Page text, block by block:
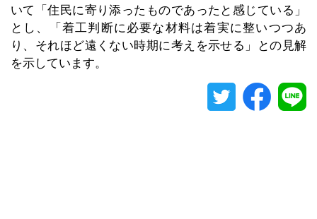
いて「住民に寄り添ったものであったと感じている」
とし、「着工判断に必要な材料は着実に整いつつあ
り、それほど遠くない時期に考えを示せる」との見解
を示しています。